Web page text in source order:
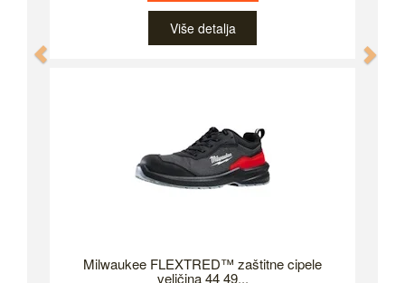
Više detalja
Milwaukee FLEXTRED™ zaštitne cipele
veličina 44 49...